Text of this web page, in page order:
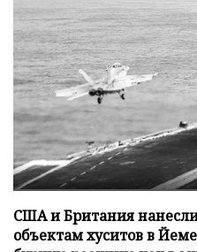
США и Британия
объектам хуситов в